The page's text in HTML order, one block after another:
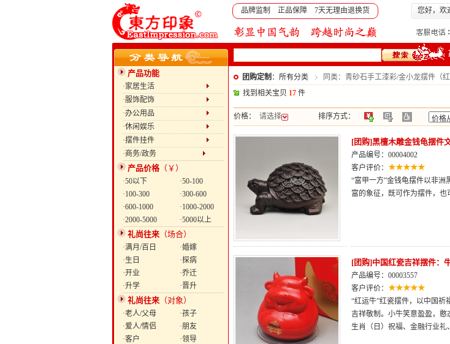
品牌监制 正品保障 7天无理由退换货 您好，欢
产品功能
·家居生活
·服饰配饰
·办公用品
·休闲娱乐
·摆件挂件
·商务/政务
产品价格（￥）
·50以下
·50-100
·100-300
·300-600
·600-1000
·1000-2000
·2000-5000
·5000以上
礼尚往来 （场合）
·满月/百日
·婚嫁
·生日
·探病
·开业
·乔迁
·升学
·晋升
礼尚往来 （对象）
·老人/父母
·孩子
·爱人/情侣
·朋友
·客户
·领导
团购定制 ：所有分类
同类：青砂石手工漆彩/金小龙摆件（
找到相关宝贝 17 件
价格： 请选择 排序方式：
[团购]黑檀木雕金钱龟摆件
产品编号：00004002
客户评价：
“富甲一方”金钱龟摆件以非
富的象征，既可作为摆件，也
[团购]中国红瓷吉祥摆件：
产品编号：00003557
客户评价：
“红运牛”红瓷摆件，以中国
吉祥敬制。小牛笑意盈盈，
生肖（日）祝福、金融行业礼